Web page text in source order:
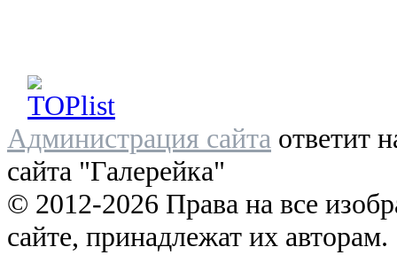
Администрация сайта ответит
сайта "Галерейка"
© 2012-2026 Права на все
сайте, принадлежат их авторам.